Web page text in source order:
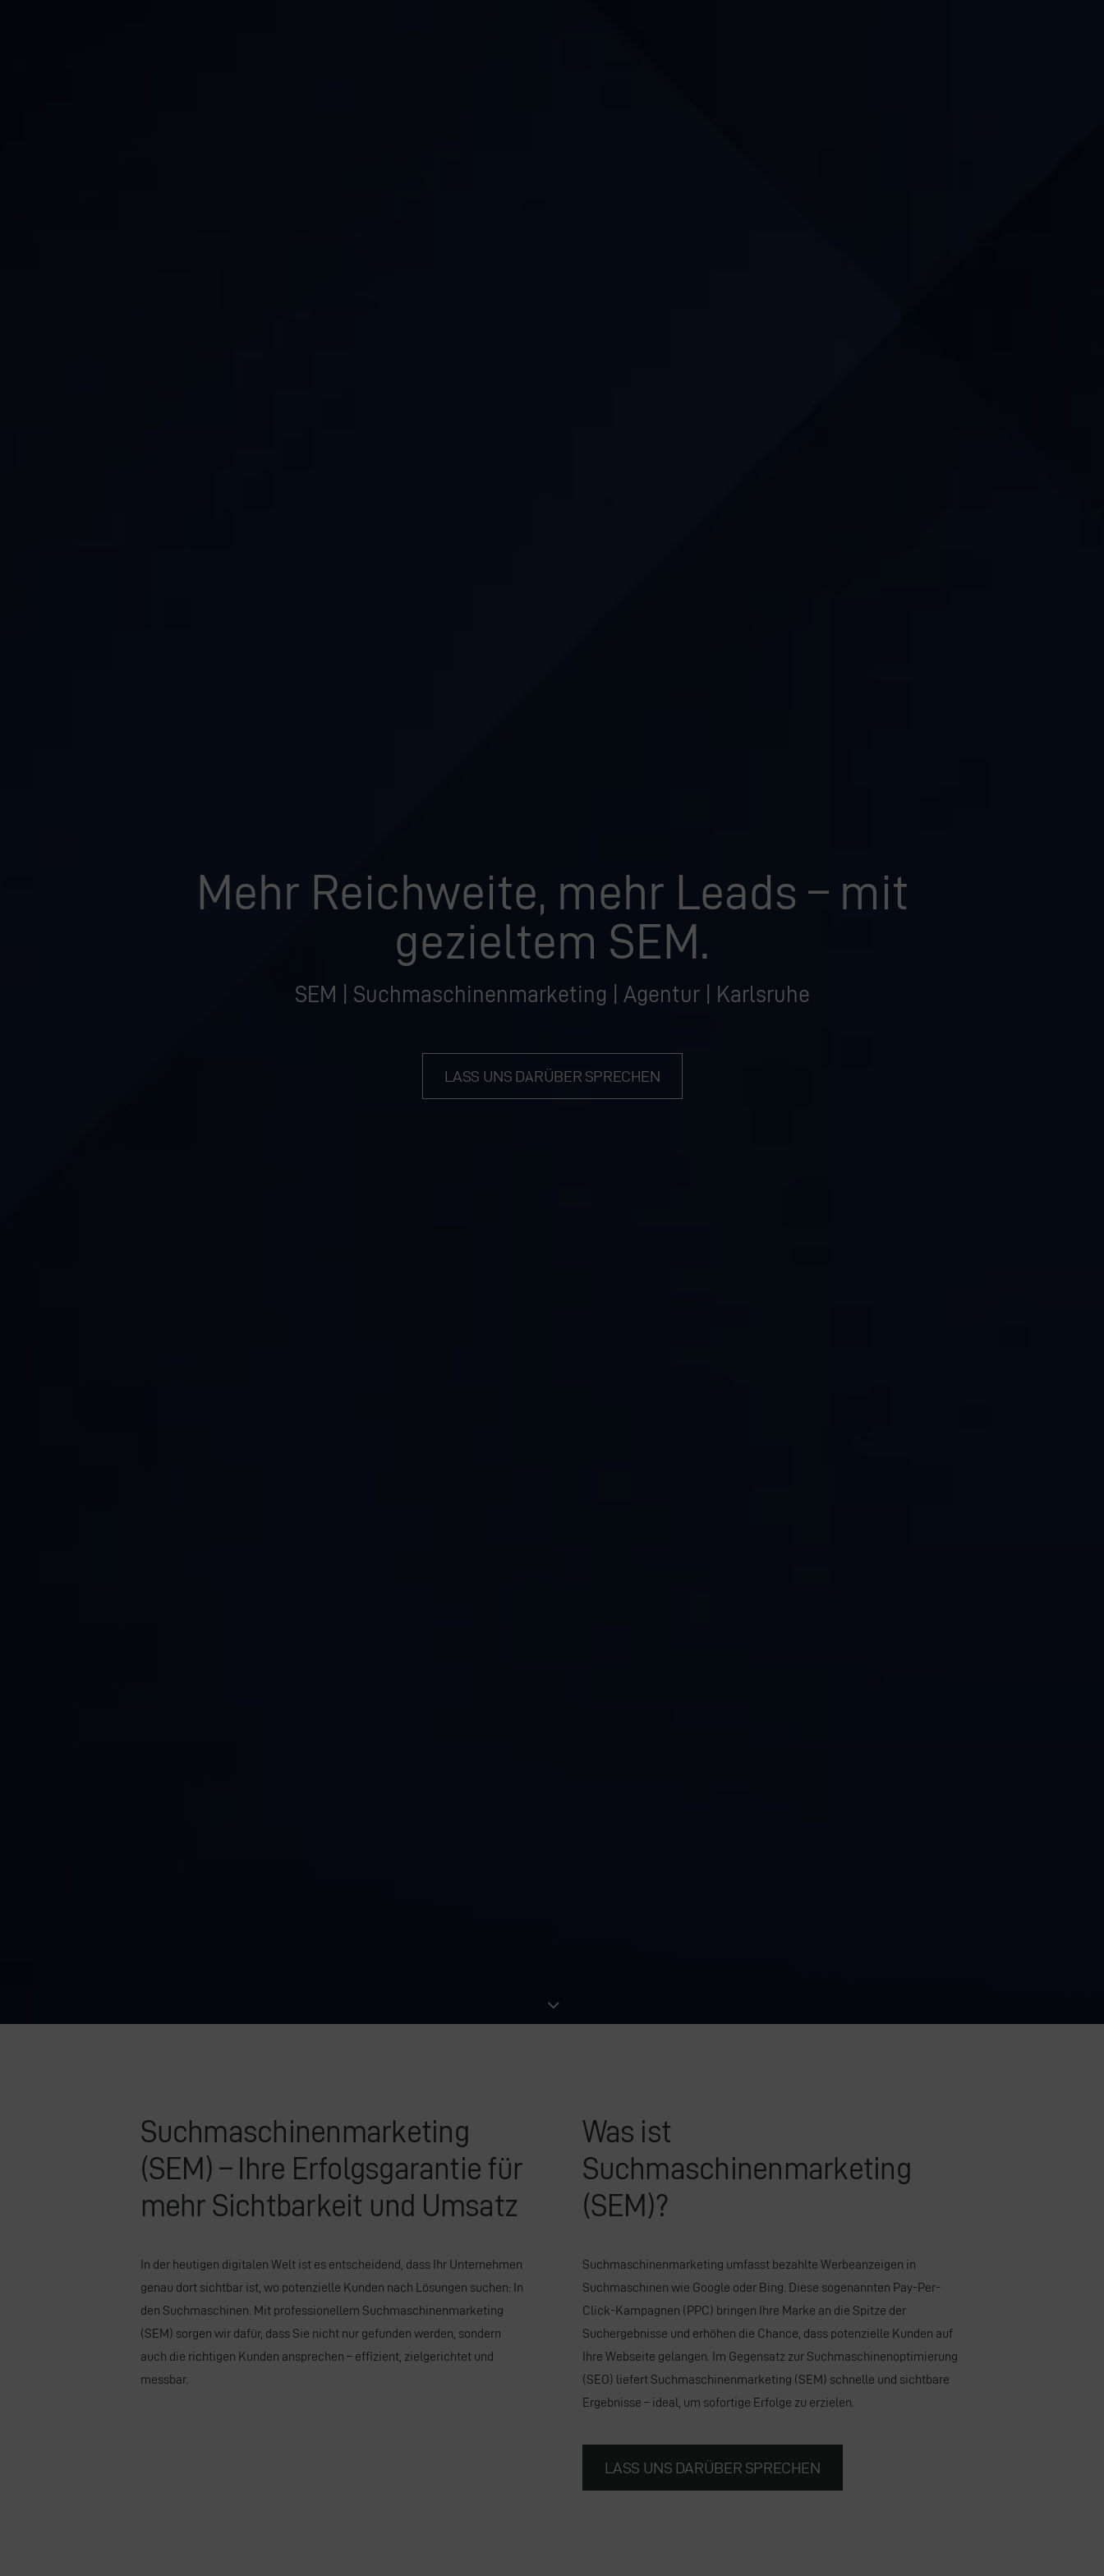
Mehr Reichweite, mehr Leads – mit
gezieltem SEM.
SEM | Suchmaschinenmarketing | Agentur | Karlsruhe
LASS UNS DARÜBER SPRECHEN
Suchmaschinenmarketing
(SEM) – Ihre Erfolgsgarantie für
mehr Sichtbarkeit und Umsatz
In der heutigen digitalen Welt ist es entscheidend, dass Ihr Unternehmen
genau dort sichtbar ist, wo potenzielle Kunden nach Lösungen suchen: In
den Suchmaschinen. Mit professionellem Suchmaschinenmarketing
(SEM) sorgen wir dafür, dass Sie nicht nur gefunden werden, sondern
auch die richtigen Kunden ansprechen – effizient, zielgerichtet und
messbar.
Was ist
Suchmaschinenmarketing
(SEM)?
Suchmaschinenmarketing umfasst bezahlte Werbeanzeigen in
Suchmaschinen wie Google oder Bing . Diese sogenannten Pay-Per-
Click-Kampagnen (PPC) bringen Ihre Marke an die Spitze der
Suchergebnisse und erhöhen die Chance, dass potenzielle Kunden auf
Ihre Webseite gelangen. Im Gegensatz zur Suchmaschinenoptimierung
(SEO) liefert Suchmaschinenmarketing (SEM) schnelle und sichtbare
Ergebnisse – ideal, um sofortige Erfolge zu erzielen.
LASS UNS DARÜBER SPRECHEN